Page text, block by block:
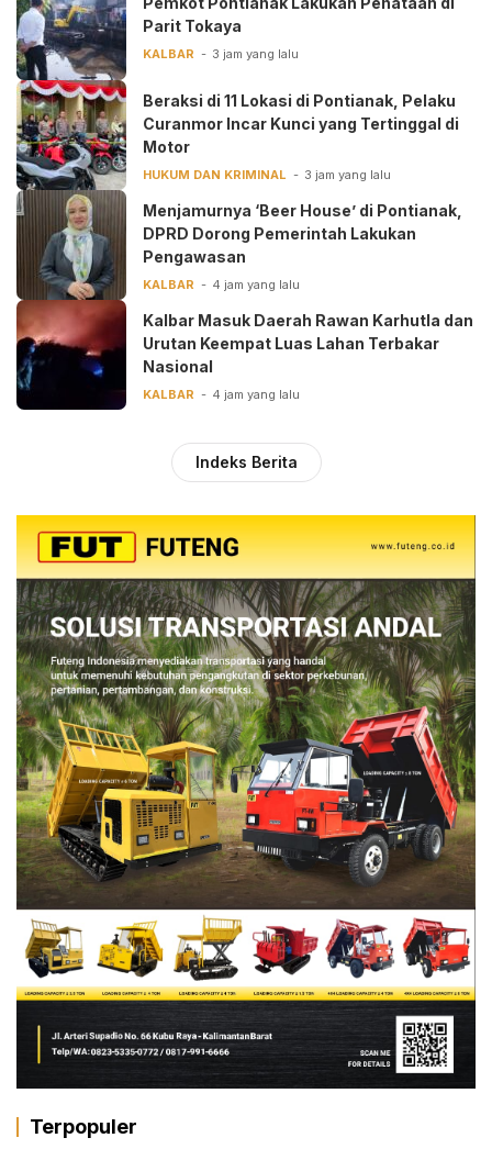
Parit Tokaya
KALBAR 3 jam yang lalu
Beraksi di 11 Lokasi di Pontianak, Pelaku
Curanmor Incar Kunci yang Tertinggal di
Motor
HUKUM DAN KRIMINAL 3 jam yang lalu
Menjamurnya ‘Beer House’ di Pontianak,
DPRD Dorong Pemerintah Lakukan
Pengawasan
KALBAR 4 jam yang lalu
Kalbar Masuk Daerah Rawan Karhutla dan
Urutan Keempat Luas Lahan Terbakar
Nasional
KALBAR 4 jam yang lalu
Indeks Berita
Terpopuler